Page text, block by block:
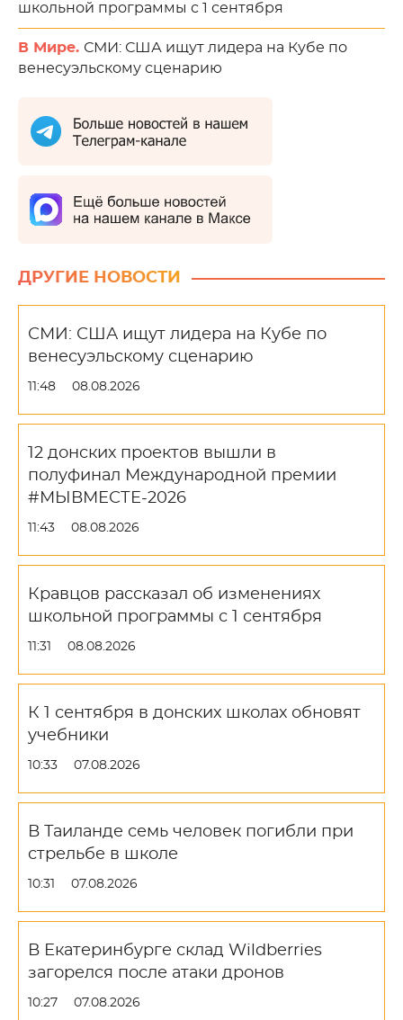
школьной программы с 1 сентября
В Мире. СМИ: США ищут лидера на Кубе по
венесуэльскому сценарию
ДРУГИЕ НОВОСТИ
СМИ: США ищут лидера на Кубе по
венесуэльскому сценарию
11:48 08.08.2026
12 донских проектов вышли в
полуфинал Международной премии
#МЫВМЕСТЕ-2026
11:43 08.08.2026
Кравцов рассказал об изменениях
школьной программы с 1 сентября
11:31 08.08.2026
К 1 сентября в донских школах обновят
учебники
10:33 07.08.2026
В Таиланде семь человек погибли при
стрельбе в школе
10:31 07.08.2026
В Екатеринбурге склад Wildberries
загорелся после атаки дронов
10:27 07.08.2026